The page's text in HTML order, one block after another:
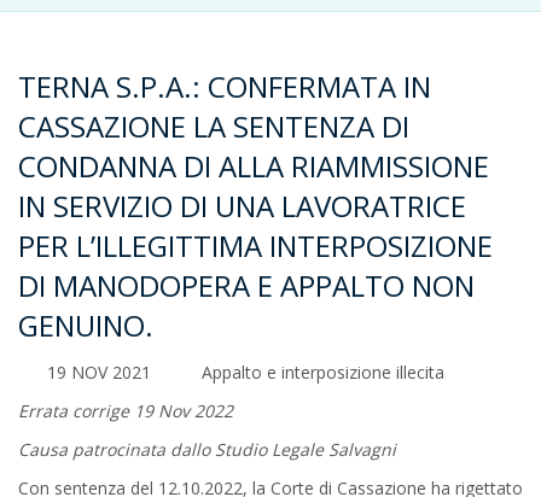
TERNA S.P.A.: CONFERMATA IN
CASSAZIONE LA SENTENZA DI
CONDANNA DI ALLA RIAMMISSIONE
IN SERVIZIO DI UNA LAVORATRICE
PER L’ILLEGITTIMA INTERPOSIZIONE
DI MANODOPERA E APPALTO NON
GENUINO.
19 NOV 2021
Appalto e interposizione illecita
Errata corrige 19 Nov 2022
Causa patrocinata dallo Studio Legale Salvagni
Con sentenza del 12.10.2022, la Corte di Cassazione ha rigettato